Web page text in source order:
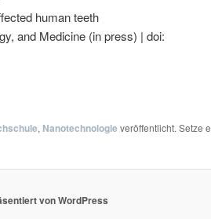
human teeth
and Medicine (in press) | doi:
, Nanotechnologie veröffentlicht. Setze
von WordPress